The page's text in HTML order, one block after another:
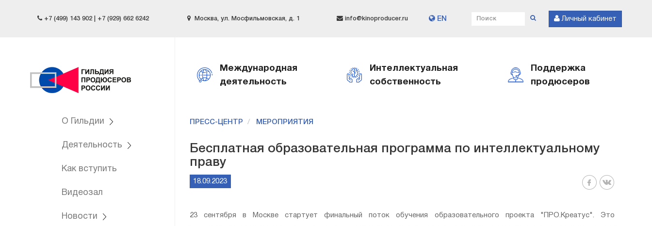
+7 (499) 143 902 | +7 (929) 662 6242 Москва, ул. Мосфильмовская, д. 1 info@kinoproducer.ru EN Личный кабинет
О Гильдии
Деятельность
Как вступить
Видеозал
Новости
Международная
деятельность
Интеллектуальная
собственность
Поддержка
продюсеров
ПРЕСС-ЦЕНТР МЕРОПРИЯТИЯ
Бесплатная образовательная программа по интеллектуальному
праву
18.09.2023
23 сентября в Москве стартует финальный поток обучения образовательного проекта "ПРО.Креатус". Это